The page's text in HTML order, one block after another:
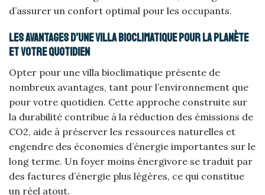
d’assurer un confort optimal pour les occupants.
Les avantages d’une villa bioclimatique pour la planète
et votre quotidien
Opter pour une villa bioclimatique présente de
nombreux avantages, tant pour l’environnement que
pour votre quotidien. Cette approche construite sur
la durabilité contribue à la réduction des émissions de
CO2, aide à préserver les ressources naturelles et
engendre des économies d’énergie importantes sur le
long terme. Un foyer moins énergivore se traduit par
des factures d’énergie plus légères, ce qui constitue
un réel atout.